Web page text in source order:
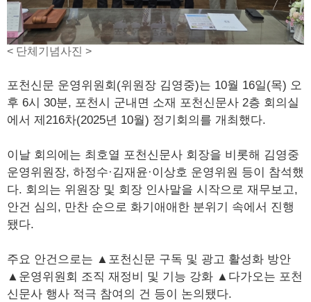
< 단체기념사진 >
포천신문 운영위원회(위원장 김영중)는 10월 16일(목) 오
후 6시 30분, 포천시 군내면 소재 포천신문사 2층 회의실
에서 제216차(2025년 10월) 정기회의를 개최했다.
이날 회의에는 최호열 포천신문사 회장을 비롯해 김영중
운영위원장, 하정수·김재윤·이상호 운영위원 등이 참석했
다. 회의는 위원장 및 회장 인사말을 시작으로 재무보고,
안건 심의, 만찬 순으로 화기애애한 분위기 속에서 진행
됐다.
주요 안건으로는 ▲포천신문 구독 및 광고 활성화 방안
▲운영위원회 조직 재정비 및 기능 강화 ▲다가오는 포천
신문사 행사 적극 참여의 건 등이 논의됐다.